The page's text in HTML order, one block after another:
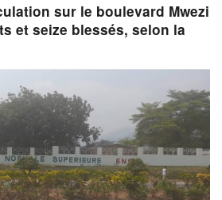
sur le boulevard Mwezi
et seize blessés, selon la